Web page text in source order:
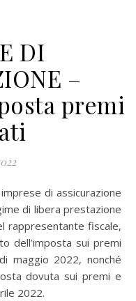
DI
–
premi
di libera prestazione
rappresentante fiscale,
dell’imposta sui premi
maggio 2022, nonché
dovuta sui premi e
2022.